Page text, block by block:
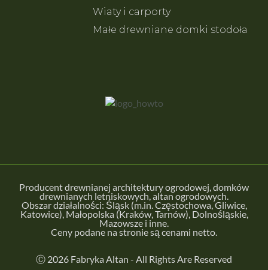
Wiaty i carporty
Małe drewniane domki stodoła
Producent drewnianej architektury ogrodowej, domków
drewnianych letniskowych, altan ogrodowych.
Obszar działalności: Śląsk (m.in.Częstochowa,Gliwice,
Katowice), Małopolska (Kraków,Tarnów), Dolnośląskie,
Mazowsze i inne.
Ceny podane na stronie są cenami netto.
Ⓒ 2026 Fabryka Altan - All Rights Are Reserved